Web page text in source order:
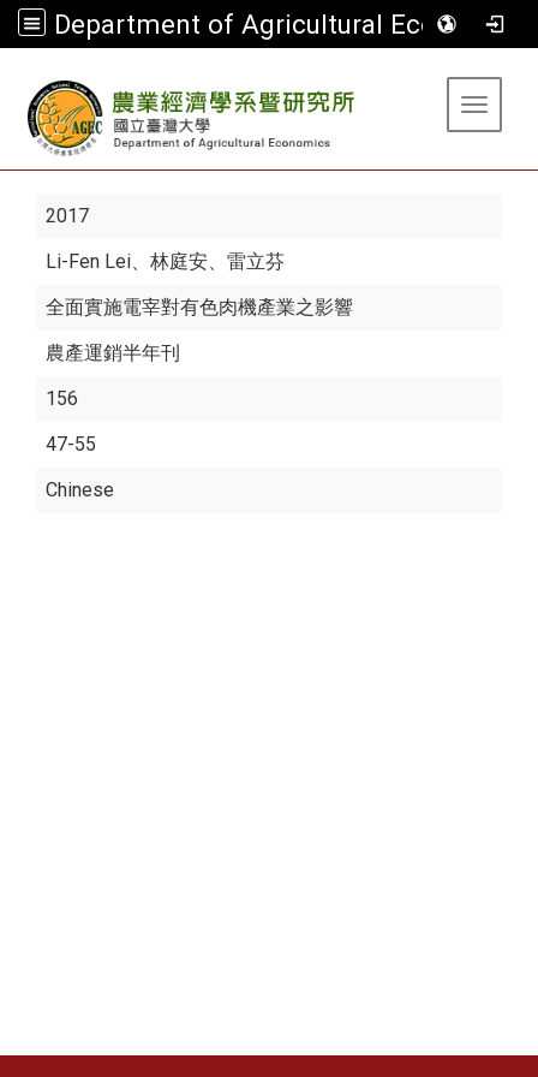
Department of Agricultural Economics
Toggle
2017
Li-Fen Lei、林庭安、雷立芬
全面實施電宰對有色肉機產業之影響
農產運銷半年刊
156
47-55
Chinese